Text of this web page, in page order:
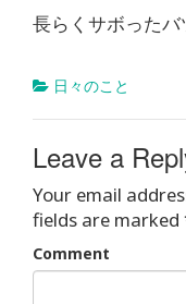
長らくサボった
日々のこと
Leave a
Your email
fields are marked
Comment